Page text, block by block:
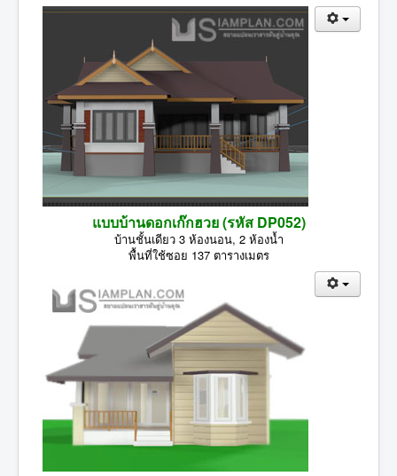
แบบบ้านดอกเก๊กฮวย (รหัส DP052)
บ้านชั้นเดียว 3 ห้องนอน, 2 ห้องน้ำ
พื้นที่ใช้ซอย 137 ตารางเมตร